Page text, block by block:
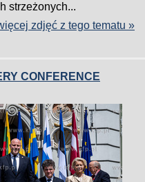
strzeżonych...
zdjęć z tego tematu »
CONFERENCE